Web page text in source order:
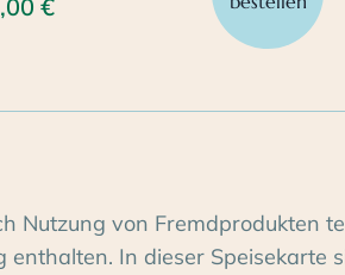
€
Nutzung von Fremdprodukten
In dieser Speisekarte